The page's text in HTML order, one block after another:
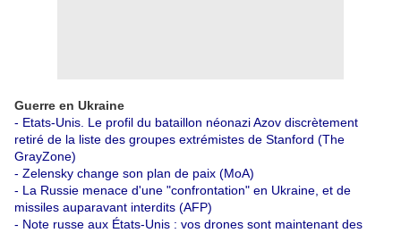
Guerre en Ukraine
- Etats-Unis. Le profil du bataillon néonazi Azov discrètement
retiré de la liste des groupes extrémistes de Stanford (The
GrayZone)
- Zelensky change son plan de paix (MoA)
- La Russie menace d'une "confrontation" en Ukraine, et de
missiles auparavant interdits (AFP)
- Note russe aux États-Unis : vos drones sont maintenant des